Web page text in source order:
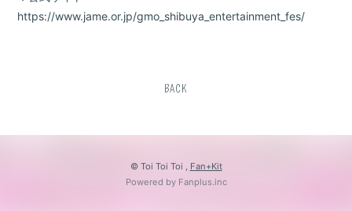
https://www.jame.or.jp/gmo_shibuya_entertainment_fes/
BACK
© Toi Toi Toi , Fan+Kit
Powered by Fanplus.inc